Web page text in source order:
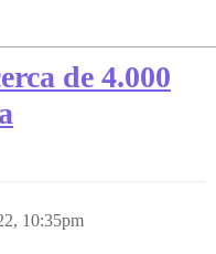
de 4.000
10:35pm